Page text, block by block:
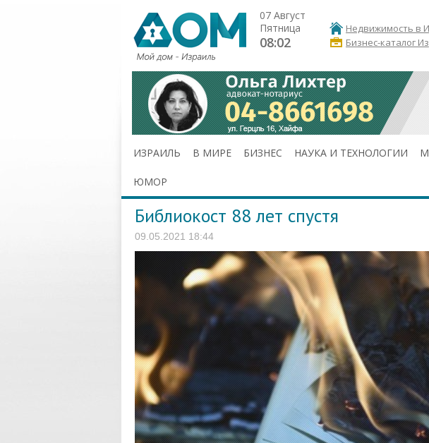
07 Август
Пятница
08:02
Недвижимость в
Бизнес-каталог
ИЗРАИЛЬ В МИРЕ БИЗНЕС НАУКА И ТЕХНОЛОГИИ
ЮМОР
Библиокост 88 лет спустя
09.05.2021 18:44